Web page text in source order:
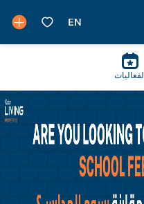
الفعاليات